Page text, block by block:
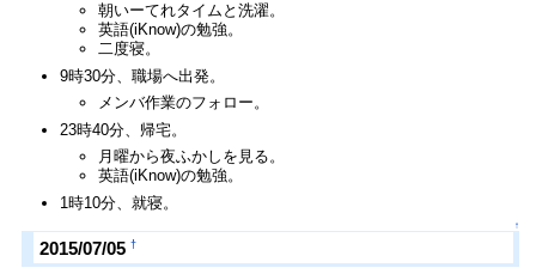
朝いーてれタイムと洗濯。
英語(iKnow)の勉強。
二度寝。
9時30分、職場へ出発。
メンバ作業のフォロー。
23時40分、帰宅。
月曜から夜ふかしを見る。
英語(iKnow)の勉強。
1時10分、就寝。
↑
2015/07/05 †